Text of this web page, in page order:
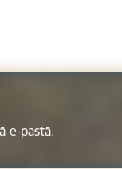
e-pastā.